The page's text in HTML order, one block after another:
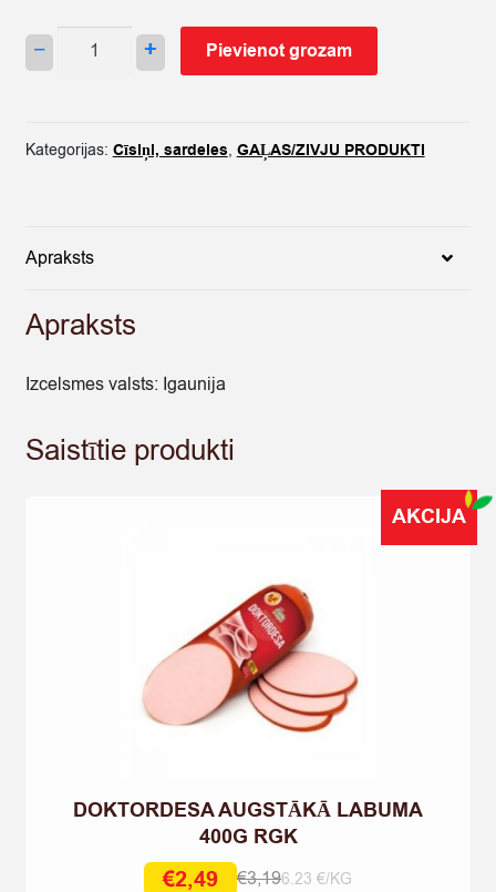
−
CĪSIŅI
1KG
+ Pievienot grozam
Kategorijas: Cīsiņi, sardeles, GAĻAS/ZIVJU PRODUKTI
Apraksts
Apraksts
Izcelsmes valsts: Igaunija
Saistītie produkti
DOKTORDESA AUGSTĀKĀ LABUMA
400G RGK
AKCIJA
€3,19
€2,49 6.23 €/KG